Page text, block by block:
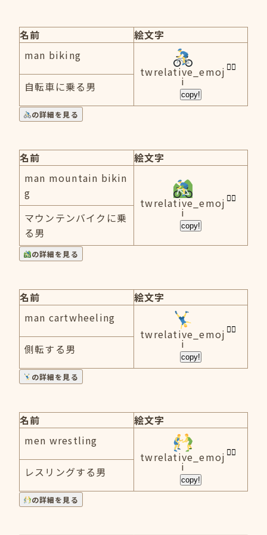
名前
絵文字
man biking
twrelative_emoj
i
copy!
自転車に乗る男
の詳細を見る
名前
絵文字
man mountain bikin
g
twrelative_emoj
i
copy!
マウンテンバイクに乗
る男
の詳細を見る
名前
絵文字
man cartwheeling
twrelative_emoj
i
copy!
側転する男
の詳細を見る
名前
絵文字
men wrestling
twrelative_emoj
i
copy!
レスリングする男
の詳細を見る